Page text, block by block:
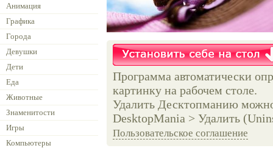
Анимация
Графика
Города
Девушки
Дети
Еда
Животные
Знаменитости
Игры
Компьютеры
Программа автоматически
картинку на рабочем столе.
Удалить Десктопманию
DesktopMania > Удалить
Пользовательское соглашение